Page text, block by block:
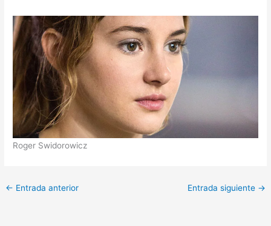
Roger Swidorowicz
← Entrada anterior Entrada siguiente →